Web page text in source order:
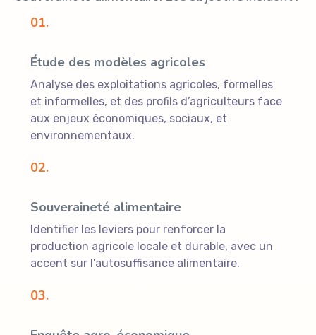
01.
Étude des modèles agricoles
Analyse des exploitations agricoles, formelles
et informelles, et des profils d’agriculteurs face
aux enjeux économiques, sociaux, et
environnementaux.
02.
Souveraineté alimentaire
Identifier les leviers pour renforcer la
production agricole locale et durable, avec un
accent sur l’autosuffisance alimentaire.
03.